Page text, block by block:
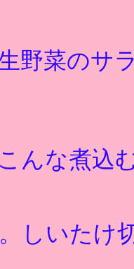
生野菜のサ
んな煮込
しいたけ